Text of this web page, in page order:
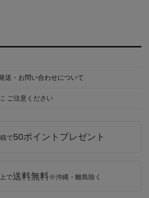
送・お問い合わせについて
ご注意ください
で50ポイントプレゼント
で送料無料※沖縄・離島除く